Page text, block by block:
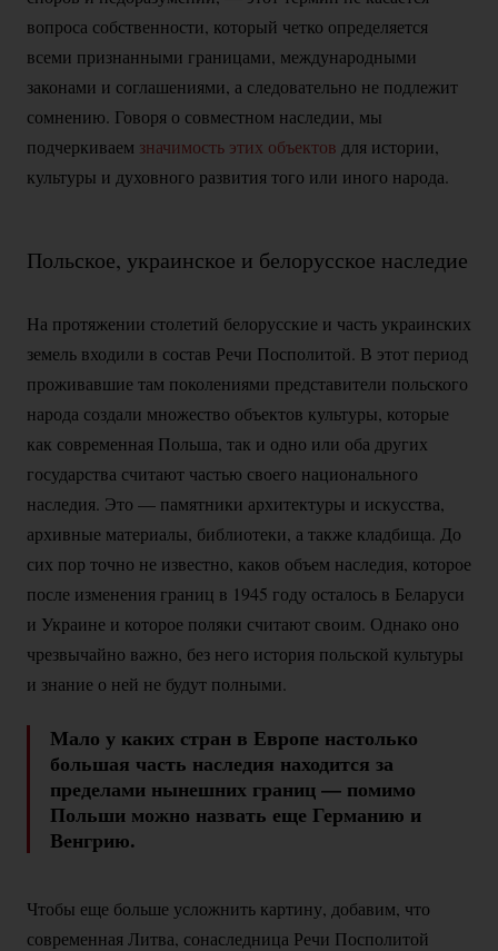
вопроса собственности, который четко определяется
всеми признанными границами, международными
законами и соглашениями, а следовательно не подлежит
сомнению. Говоря о совместном наследии, мы
подчеркиваем значимость этих объектов для истории,
культуры и духовного развития того или иного народа.
Польское, украинское и белорусское наследие
На протяжении столетий белорусские и часть украинских
земель входили в состав Речи Посполитой. В этот период
проживавшие там поколениями представители польского
народа создали множество объектов культуры, которые
как современная Польша, так и одно или оба других
государства считают частью своего национального
наследия. Это — памятники архитектуры и искусства,
архивные материалы, библиотеки, а также кладбища. До
сих пор точно не известно, каков объем наследия, которое
после изменения границ в 1945 году осталось в Беларуси
и Украине и которое поляки считают своим. Однако оно
чрезвычайно важно, без него история польской культуры
и знание о ней не будут полными.
Мало у каких стран в Европе настолько
большая часть наследия находится за
пределами нынешних границ — помимо
Польши можно назвать еще Германию и
Венгрию.
Чтобы еще больше усложнить картину, добавим, что
современная Литва, сонаследница Речи Посполитой